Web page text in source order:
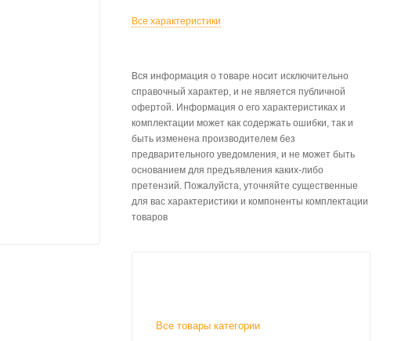
Все характеристики
Вся информация о товаре носит исключительно
справочный характер, и не является публичной
офертой. Информация о его характеристиках и
комплектации может как содержать ошибки, так и
быть изменена производителем без
предварительного уведомления, и не может быть
основанием для предъявления каких-либо
претензий. Пожалуйста, уточняйте существенные
для вас характеристики и компоненты комплектации
товаров
Все товары категории